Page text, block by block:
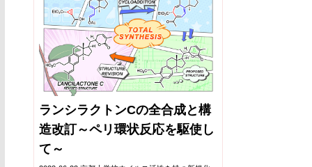
ランシラクトンCの全合成と構
造改訂～ペリ環状反応を駆使し
て～